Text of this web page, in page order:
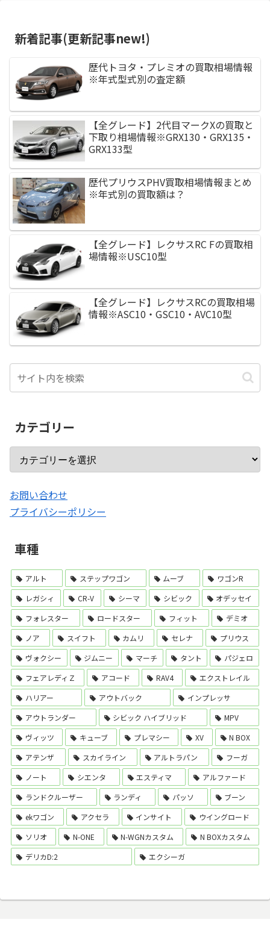
新着記事(更新記事new!)
歴代トヨタ・プレミオの買取相場情報
※年式型式別の査定額
【全グレード】2代目マークXの買取と
下取り相場情報※GRX130・GRX135・
GRX133型
歴代プリウスPHV買取相場情報まとめ
※年式別の買取額は？
【全グレード】レクサスRC Fの買取相
場情報※USC10型
【全グレード】レクサスRCの買取相場
情報※ASC10・GSC10・AVC10型
カテゴリー
お問い合わせ
プライバシーポリシー
車種
アルト ステップワゴン ムーブ
ワゴンR
レガシィ
CR-V シーマ シビック
オデッセイ
フォレスター
ロードスター フィット
デミオ
ノア
スイフト カムリ セレナ
プリウス
ヴォクシー
ジムニー マーチ タント
パジェロ
フェアレディＺ
アコード RAV4
エクストレイル
ハリアー
アウトバック
インプレッサ
アウトランダー
シビック ハイブリッド
MPV
ヴィッツ
キューブ プレマシー XV
N BOX
アテンザ
スカイライン アルトラパン
フーガ
ノート
シエンタ エスティマ
アルファード
ランドクルーザー
ランディ パッソ
ブーン
ekワゴン
アクセラ インサイト
ウイングロード
ソリオ
N-ONE N-WGNカスタム
N BOXカスタム
デリカD:2
エクシーガ